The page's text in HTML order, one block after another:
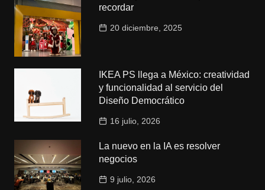
recordar
20 diciembre, 2025
IKEA PS llega a México: creatividad
y funcionalidad al servicio del
Diseño Democrático
16 julio, 2026
La nuevo en la IA es resolver
negocios
9 julio, 2026